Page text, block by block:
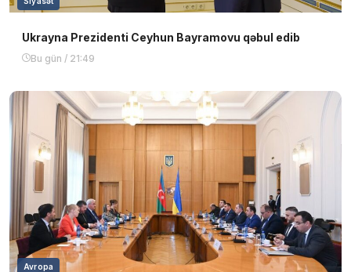
Ukrayna Prezidenti Ceyhun Bayramovu qəbul edib
Bu gün / 21:49
Avropa